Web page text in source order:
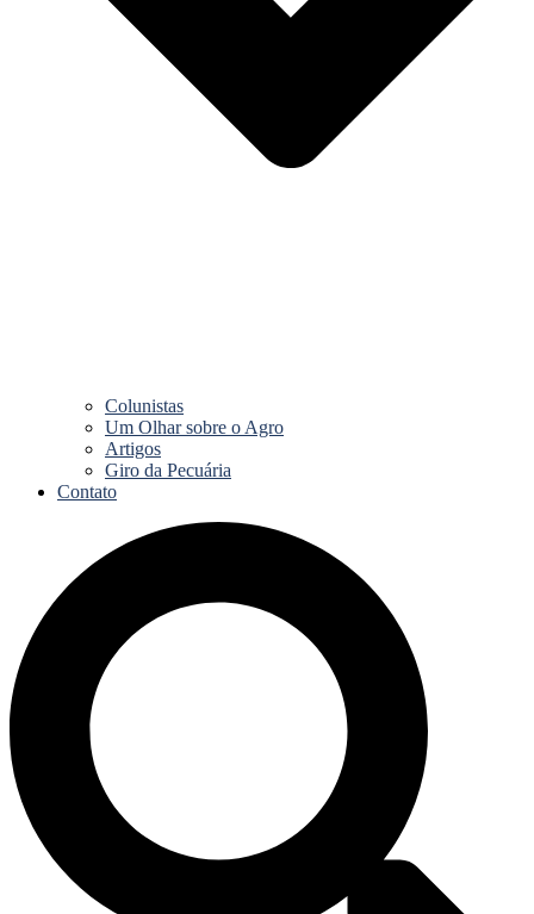
Colunistas
Um Olhar sobre o Agro
Artigos
Giro da Pecuária
Contato